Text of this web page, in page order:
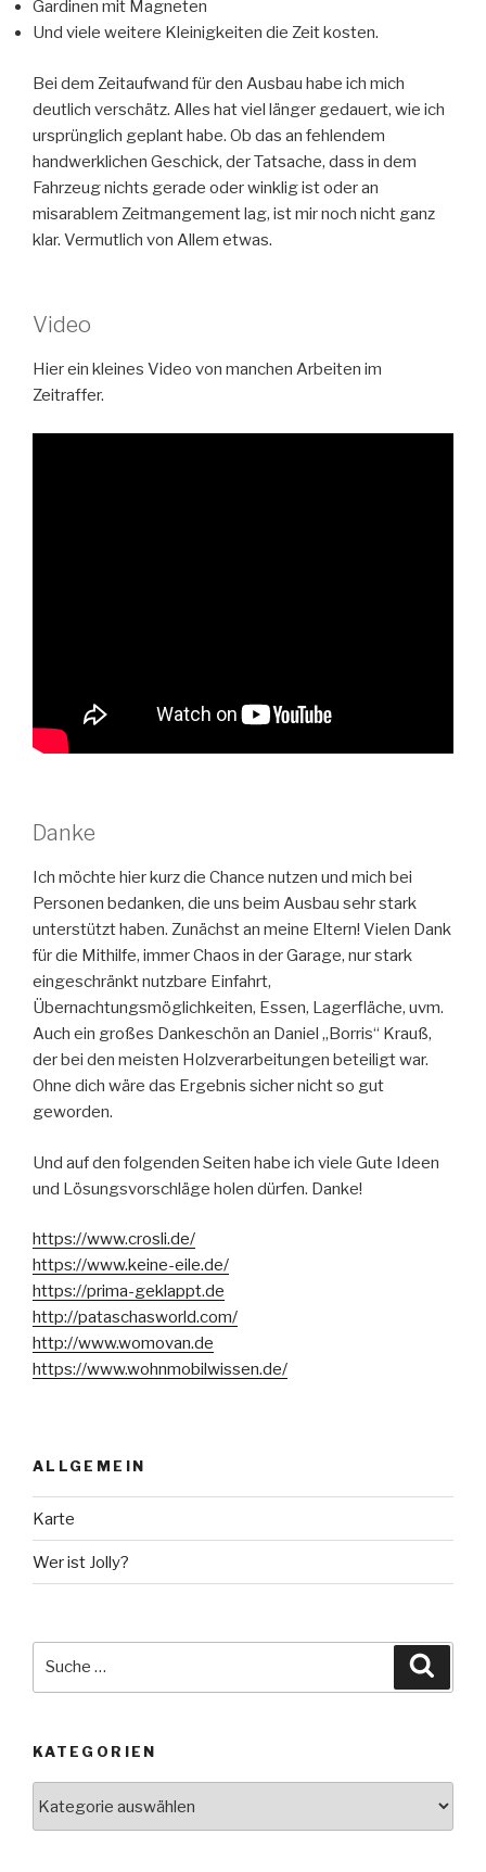
Gardinen mit Magneten
Und viele weitere Kleinigkeiten die Zeit kosten.
Bei dem Zeitaufwand für den Ausbau habe ich mich
deutlich verschätz. Alles hat viel länger gedauert, wie ich
ursprünglich geplant habe. Ob das an fehlendem
handwerklichen Geschick, der Tatsache, dass in dem
Fahrzeug nichts gerade oder winklig ist oder an
misarablem Zeitmangement lag, ist mir noch nicht ganz
klar. Vermutlich von Allem etwas.
Video
Hier ein kleines Video von manchen Arbeiten im
Zeitraffer.
Danke
Ich möchte hier kurz die Chance nutzen und mich bei
Personen bedanken, die uns beim Ausbau sehr stark
unterstützt haben. Zunächst an meine Eltern! Vielen Dank
für die Mithilfe, immer Chaos in der Garage, nur stark
eingeschränkt nutzbare Einfahrt,
Übernachtungsmöglichkeiten, Essen, Lagerfläche, uvm.
Auch ein großes Dankeschön an Daniel „Borris“ Krauß,
der bei den meisten Holzverarbeitungen beteiligt war.
Ohne dich wäre das Ergebnis sicher nicht so gut
geworden.
Und auf den folgenden Seiten habe ich viele Gute Ideen
und Lösungsvorschläge holen dürfen. Danke!
https://www.crosli.de/
https://www.keine-eile.de/
https://prima-geklappt.de
http://pataschasworld.com/
http://www.womovan.de
https://www.wohnmobilwissen.de/
ALLGEMEIN
Karte
Wer ist Jolly?
KATEGORIEN